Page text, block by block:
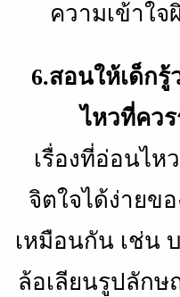
ความเข้าใจ
6.สอนให้เด็กรู้
ไหวที่ควร
เรื่องที่อ่อนไห
จิตใจได้ง่ายข
เหมือนกัน เช่น
ล้อเลียนรูปลัก